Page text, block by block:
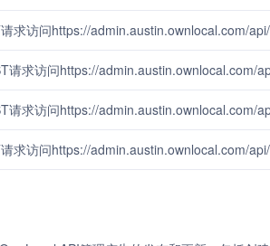
求访问https://admin.austin.ownlocal.com/
请求访问https://admin.austin.ownlocal.com/
请求访问https://admin.austin.ownlocal.com/
求访问https://admin.austin.ownlocal.com/